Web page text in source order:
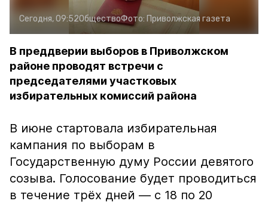
Сегодня, 09:52ОбществоФото: Приволжская газета
В преддверии выборов в Приволжском
районе проводят встречи с
председателями участковых
избирательных комиссий района
В июне стартовала избирательная
кампания по выборам в
Государственную думу России девятого
созыва. Голосование будет проводиться
в течение трёх дней — с 18 по 20